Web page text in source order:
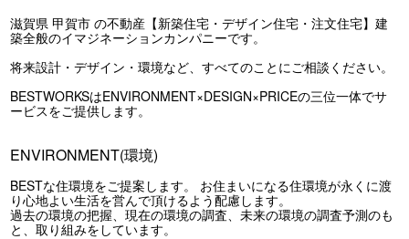
滋賀県 甲賀市 の不動産【新築住宅・デザイン住宅・注文住宅】建
築全般のイマジネーションカンパニーです。
将来設計・デザイン・環境など、すべてのことにご相談ください。
BESTWORKSはENVIRONMENT×DESIGN×PRICEの三位一体でサ
ービスをご提供します。
ENVIRONMENT(環境)
BESTな住環境をご提案します。 お住まいになる住環境が永くに渡
り心地よい生活を営んで頂けるよう配慮します。
過去の環境の把握、現在の環境の調査、未来の環境の調査予測のも
と、取り組みをしています。